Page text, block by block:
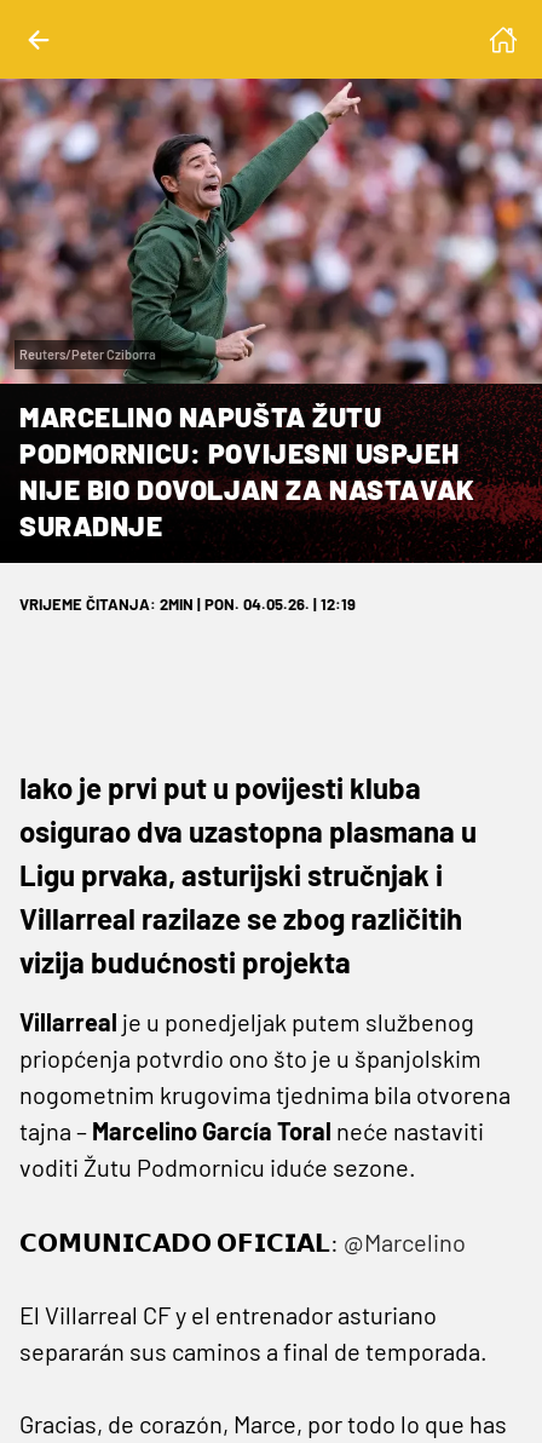
Reuters/Peter Cziborra
MARCELINO NAPUŠTA ŽUTU
PODMORNICU: POVIJESNI USPJEH
NIJE BIO DOVOLJAN ZA NASTAVAK
SURADNJE
VRIJEME ČITANJA: 2MIN | PON. 04.05.26. | 12:19
Iako je prvi put u povijesti kluba
osigurao dva uzastopna plasmana u
Ligu prvaka, asturijski stručnjak i
Villarreal razilaze se zbog različitih
vizija budućnosti projekta
Villarreal je u ponedjeljak putem službenog
priopćenja potvrdio ono što je u španjolskim
nogometnim krugovima tjednima bila otvorena
tajna – Marcelino García Toral neće nastaviti
voditi Žutu Podmornicu iduće sezone.
𝗖𝗢𝗠𝗨𝗡𝗜𝗖𝗔𝗗𝗢 𝗢𝗙𝗜𝗖𝗜𝗔𝗟: @Marcelino
El Villarreal CF y el entrenador asturiano
separarán sus caminos a final de temporada.
Gracias, de corazón, Marce, por todo lo que has